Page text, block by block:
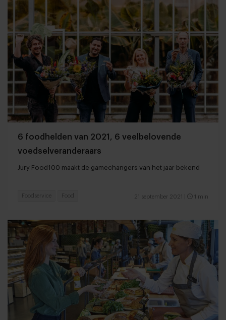
6 foodhelden van 2021, 6 veelbelovende
voedselveranderaars
Jury Food100 maakt de gamechangers van het jaar bekend
21 september 2021 1 min
Foodservice Food